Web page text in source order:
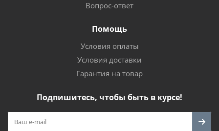
Вопрос-ответ
Помощь
Условия оплаты
Условия доставки
Гарантия на товар
Подпишитесь, чтобы быть в курсе!